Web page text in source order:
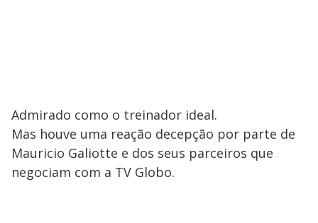
Admirado como o treinador ideal.
Mas houve uma reação decepção por parte de
Mauricio Galiotte e dos seus parceiros que
negociam com a TV Globo.